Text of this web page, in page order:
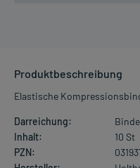
Produktbeschreibung
Elastische
Darreichung:
Inhalt:
10 St
PZN: